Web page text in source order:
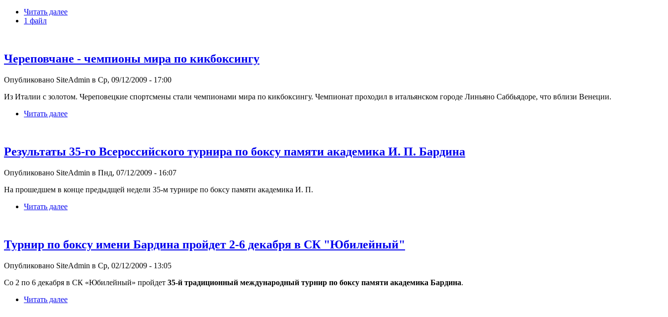
Читать далее
1 файл
Череповчане - чемпионы мира по кикбоксингу
Опубликовано SiteAdmin в Ср, 09/12/2009 - 17:00
Из Италии с золотом. Череповецкие спортсмены стали чемпионами мира по кикбоксингу. Чемпионат проходил в итальянском городе Линьяно Саббьядоре, что вблизи Венеции.
Читать далее
Результаты 35-го Всероссийского турнира по боксу памяти академика И. П. Бардина
Опубликовано SiteAdmin в Пнд, 07/12/2009 - 16:07
На прошедшем в конце предыдщей недели 35-м турнире по боксу памяти академика И. П.
Читать далее
Турнир по боксу имени Бардина пройдет 2-6 декабря в СК "Юбилейный"
Опубликовано SiteAdmin в Ср, 02/12/2009 - 13:05
Со 2 по 6 декабря в СК «Юбилейный» пройдет 35-й традиционный международный турнир по боксу памяти академика Бардина.
Читать далее